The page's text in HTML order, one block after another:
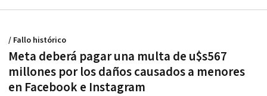
Meta deberá pagar una multa de u$s567
millones por los daños causados a menores
en Facebook e Instagram
/ Fallo histórico